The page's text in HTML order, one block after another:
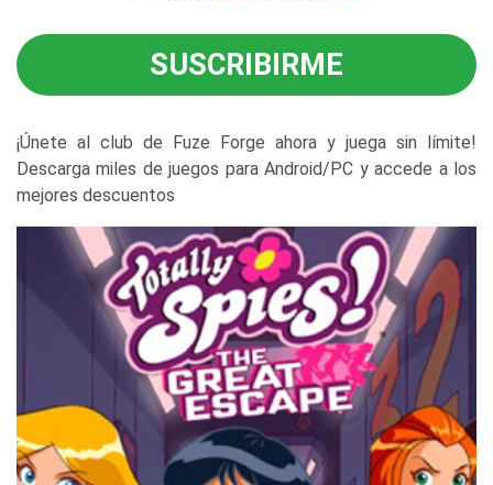
SUSCRIBIRME
¡Únete al club de Fuze Forge ahora y juega sin límite!
Descarga miles de juegos para Android/PC y accede a los
mejores descuentos